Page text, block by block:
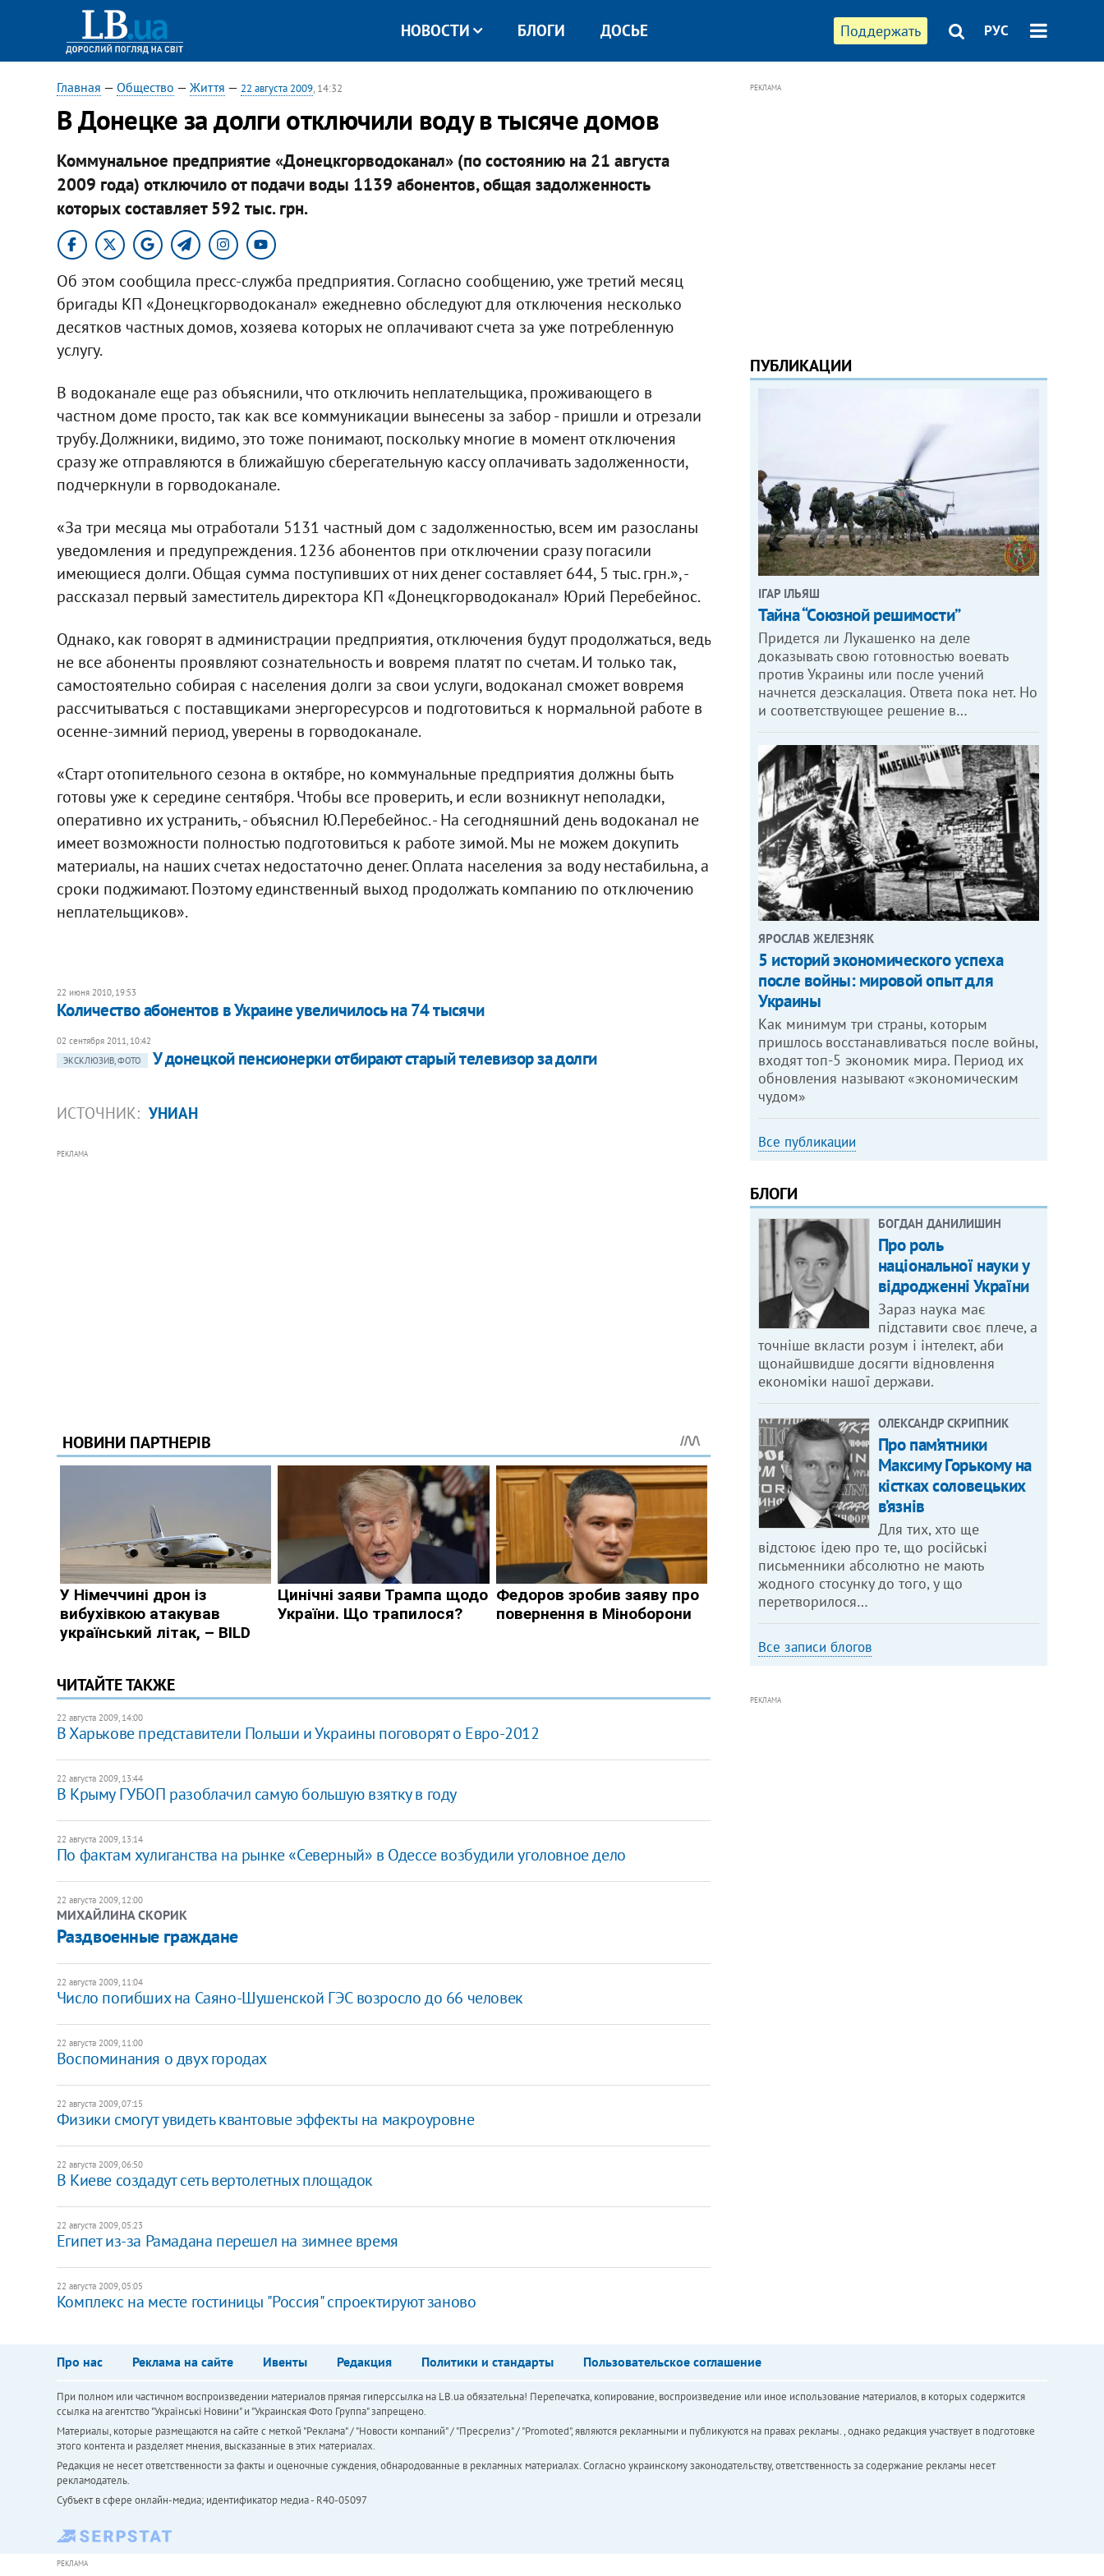
Поддержать РУС
НОВОСТИ БЛОГИ ДОСЬЕ
Главная — Общество — Життя — 22 августа 2009, 14:32
В Донецке за долги отключили воду в тысяче домов
Коммунальное предприятие «Донецкгорводоканал» (по состоянию на 21 августа
2009 года) отключило от подачи воды 1139 абонентов, общая задолженность
которых составляет 592 тыс. грн.
Об этом сообщила пресс-служба предприятия. Согласно сообщению, уже третий месяц
бригады КП «Донецкгорводоканал» ежедневно обследуют для отключения несколько
десятков частных домов, хозяева которых не оплачивают счета за уже потребленную
услугу.
В водоканале еще раз объяснили, что отключить неплательщика, проживающего в
частном доме просто, так как все коммуникации вынесены за забор - пришли и отрезали
трубу. Должники, видимо, это тоже понимают, поскольку многие в момент отключения
сразу же отправляются в ближайшую сберегательную кассу оплачивать задолженности,
подчеркнули в горводоканале.
«За три месяца мы отработали 5131 частный дом с задолженностью, всем им разосланы
уведомления и предупреждения. 1236 абонентов при отключении сразу погасили
имеющиеся долги. Общая сумма поступивших от них денег составляет 644, 5 тыс. грн.», -
рассказал первый заместитель директора КП «Донецкгорводоканал» Юрий Перебейнос.
Однако, как говорят в администрации предприятия, отключения будут продолжаться, ведь
не все абоненты проявляют сознательность и вовремя платят по счетам. И только так,
самостоятельно собирая с населения долги за свои услуги, водоканал сможет вовремя
рассчитываться с поставщиками энергоресурсов и подготовиться к нормальной работе в
осенне-зимний период, уверены в горводоканале.
«Старт отопительного сезона в октябре, но коммунальные предприятия должны быть
готовы уже к середине сентября. Чтобы все проверить, и если возникнут неполадки,
оперативно их устранить, - объяснил Ю.Перебейнос. - На сегодняшний день водоканал не
имеет возможности полностью подготовиться к работе зимой. Мы не можем докупить
материалы, на наших счетах недостаточно денег. Оплата населения за воду нестабильна, а
сроки поджимают. Поэтому единственный выход продолжать компанию по отключению
неплательщиков».
22 июня 2010, 19:53
Количество абонентов в Украине увеличилось на 74 тысячи
02 сентября 2011, 10:42
ЭКСКЛЮЗИВ, ФОТО
У донецкой пенсионерки отбирают старый телевизор за долги
ИСТОЧНИК: УНИАН
РЕКЛАМА
ЧИТАЙТЕ ТАКЖЕ
22 августа 2009, 14:00
В Харькове представители Польши и Украины поговорят о Евро-2012
22 августа 2009, 13:44
В Крыму ГУБОП разоблачил самую большую взятку в году
22 августа 2009, 13:14
По фактам хулиганства на рынке «Северный» в Одессе возбудили уголовное дело
22 августа 2009, 12:00
МИХАЙЛИНА СКОРИК
Раздвоенные граждане
22 августа 2009, 11:04
Число погибших на Саяно-Шушенской ГЭС возросло до 66 человек
22 августа 2009, 11:00
Воспоминания о двух городах
22 августа 2009, 07:15
Физики смогут увидеть квантовые эффекты на макроуровне
22 августа 2009, 06:50
В Киеве создадут сеть вертолетных площадок
22 августа 2009, 05:23
Египет из-за Рамадана перешел на зимнее время
22 августа 2009, 05:05
Комплекс на месте гостиницы "Россия" спроектируют заново
РЕКЛАМА
ПУБЛИКАЦИИ
ІГАР ІЛЬЯШ
Тайна “Союзной решимости”
Придется ли Лукашенко на деле
доказывать свою готовностью воевать
против Украины или после учений
начнется деэскалация. Ответа пока нет. Но
и соответствующее решение в…
ЯРОСЛАВ ЖЕЛЕЗНЯК
5 историй экономического успеха
после войны: мировой опыт для
Украины
Как минимум три страны, которым
пришлось восстанавливаться после войны,
входят топ-5 экономик мира. Период их
обновления называют «экономическим
чудом»
Все публикации
БЛОГИ
БОГДАН ДАНИЛИШИН
Про роль
національної науки у
відродженні України
Зараз наука має
підставити своє плече, а
точніше вкласти розум і інтелект, аби
щонайшвидше досягти відновлення
економіки нашої держави.
ОЛЕКСАНДР СКРИПНИК
Про пам’ятники
Максиму Горькому на
кістках соловецьких
в’язнів
Для тих, хто ще
відстоює ідею про те, що російські
письменники абсолютно не мають
жодного стосунку до того, у що
перетворилося…
Все записи блогов
РЕКЛАМА
Про нас Реклама на сайте Ивенты Редакция Политики и стандарты Пользовательское соглашение
При полном или частичном воспроизведении материалов прямая гиперссылка на LB.ua обязательна! Перепечатка, копирование, воспроизведение или иное использование материалов, в которых содержится
ссылка на агентство "Українськi Новини" и "Украинская Фото Группа" запрещено.
Материалы, которые размещаются на сайте с меткой "Реклама" / "Новости компаний" / "Пресрелиз" / "Promoted", являются рекламными и публикуются на правах рекламы. , однако редакция участвует в подготовке
этого контента и разделяет мнения, высказанные в этих материалах.
Редакция не несет ответственности за факты и оценочные суждения, обнародованные в рекламных материалах. Согласно украинскому законодательству, ответственность за содержание рекламы несет
рекламодатель.
Субъект в сфере онлайн-медиа; идентификатор медиа - R40-05097
РЕКЛАМА